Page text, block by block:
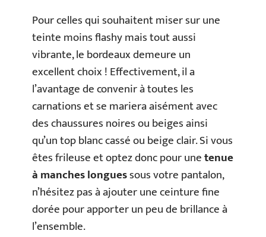
Pour celles qui souhaitent miser sur une
teinte moins flashy mais tout aussi
vibrante, le bordeaux demeure un
excellent choix ! Effectivement, il a
l’avantage de convenir à toutes les
carnations et se mariera aisément avec
des chaussures noires ou beiges ainsi
qu’un top blanc cassé ou beige clair. Si vous
êtes frileuse et optez donc pour unetenue
à manches longuessous votre pantalon,
n’hésitez pas à ajouter une ceinture fine
dorée pour apporter un peu de brillance à
l’ensemble.